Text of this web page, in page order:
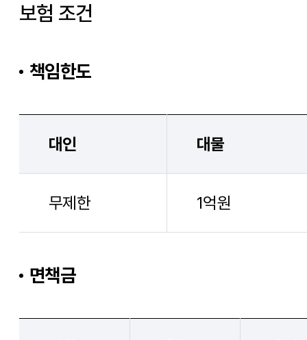
보험 조건
책임한도
대인 대물
무제한 1억원
면책금